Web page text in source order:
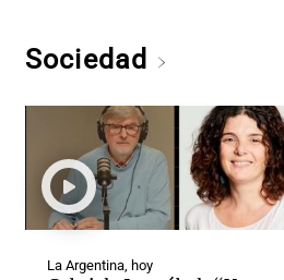
Sociedad
La Argentina, hoy